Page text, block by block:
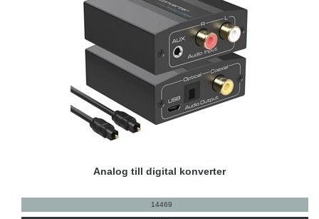
Analog till digital konverter
14469